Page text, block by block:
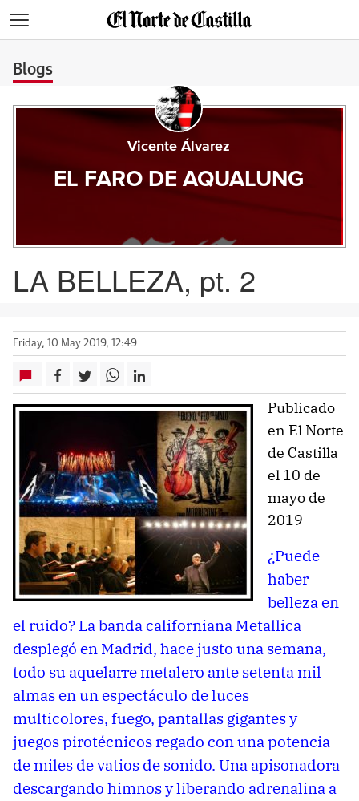
Blogs
Vicente Álvarez
EL FARO DE AQUALUNG
LA BELLEZA, pt. 2
Friday, 10 May 2019, 12:49
Publicado
en El Norte
de Castilla
el 10 de
mayo de
2019
¿Puede
haber
belleza en
el ruido? La banda californiana Metallica
desplegó en Madrid, hace justo una semana,
todo su aquelarre metalero ante setenta mil
almas en un espectáculo de luces
multicolores, fuego, pantallas gigantes y
juegos pirotécnicos regado con una potencia
de miles de vatios de sonido. Una apisonadora
descargando himnos y liberando adrenalina a